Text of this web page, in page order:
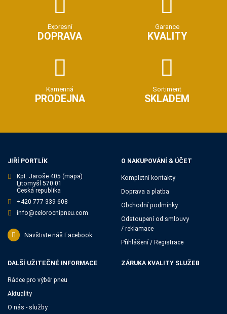
Expresní
DOPRAVA
Garance
KVALITY
Kamenná
PRODEJNA
Sortiment
SKLADEM
JIŘÍ PORTLÍK
Kpt. Jaroše 405 (mapa)
Litomyšl 570 01
Česká republika
+420 777 339 608
info@celorocnipneu.com
Navštivte náš Facebook
O NAKUPOVÁNÍ & ÚČET
Kompletní kontakty
Doprava a platba
Obchodní podmínky
Odstoupení od smlouvy
/ reklamace
Přihlášení / Registrace
DALŠÍ UŽITEČNÉ INFORMACE
Rádce pro výběr pneu
Aktuality
O nás - služby
ZÁRUKA KVALITY SLUŽEB